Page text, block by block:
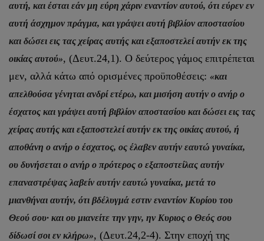
αυτή, και έσται εάν μη εύρη χάριν εναντίον αυτού, ότι εύρεν εν
αυτή άσχημον πράγμα, και γράψει αυτή βιβλίον αποστασίου
και δώσει εις τας χείρας αυτής και εξαποστελεί αυτήν εκ της
οικίας αυτού», (Δευτ.24,1). Ο δεύτερος γάμος επιτρέπεται
μεν, αλλά κάτω από ορισμένες προϋποθέσεις: «και
απελθούσα γένηται ανδρί ετέρω, και μισήση αυτήν ο ανήρ ο
έσχατος και γράψει αυτή βιβλίον αποστασίου και δώσει εις τας
χείρας αυτής και εξαποστελεί αυτήν εκ της οικίας αυτού, ή
αποθάνη ο ανήρ ο έσχατος, ος έλαβεν αυτήν εαυτώ γυναίκα,
ου δυνήσεται ο ανήρ ο πρότερος ο εξαποστείλας αυτήν
επαναστρέψας λαβείν αυτήν εαυτώ γυναίκα, μετά το
μιανθήναι αυτήν, ότι βδέλυγμά εστιν εναντίον Κυρίου του
Θεού σου· και ου μιανείτε την γην, ην Κυριος ο Θεός σου
δίδωσί σοι εν κλήρω», (Δευτ.24,2-4). Στην εποχή της